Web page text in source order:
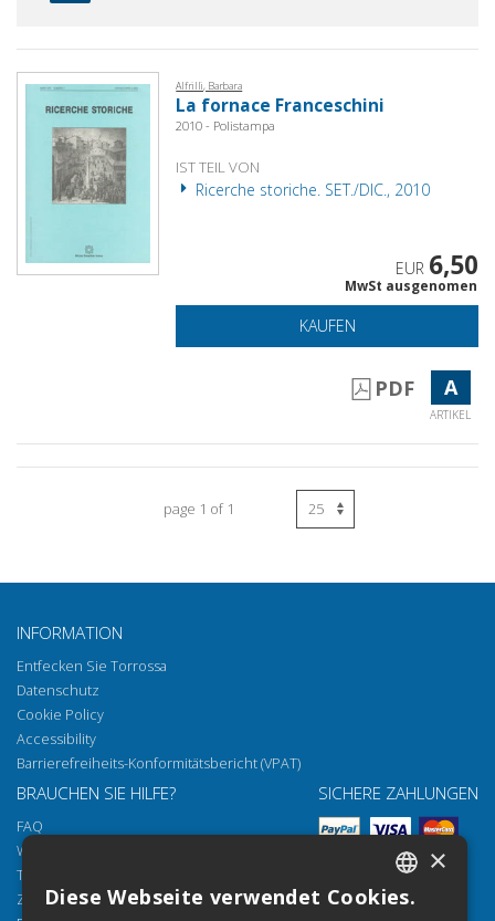
Alfrilli, Barbara
La fornace Franceschini
2010 - Polistampa
IST TEIL VON
Ricerche storiche. SET./DIC., 2010
EUR 6,50
MwSt ausgenomen
KAUFEN
PDF A
ARTIKEL
page 1 of 1
INFORMATION
Entfecken Sie Torrossa
Datenschutz
Cookie Policy
Accessibility
Barrierefreiheits-Konformitätsbericht (VPAT)
BRAUCHEN SIE HILFE?
FAQ
Wie öffnen Sie unsere Dokumente
Torrossa Reader
Zugriffsmöglichkeiten
SICHERE ZAHLUNGEN
ITALIAN
×
Diese Webseite verwendet Cookies.